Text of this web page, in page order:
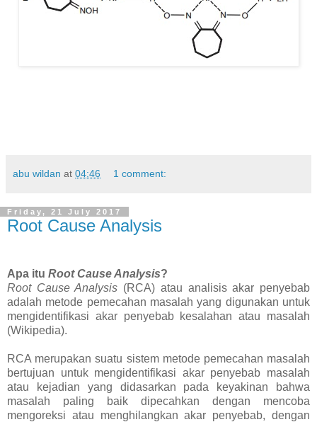
abu wildan at 04:46 1 comment:
Friday, 21 July 2017
Root Cause Analysis
Apa itu Root Cause Analysis?
Root Cause Analysis (RCA) atau analisis akar penyebab
adalah metode pemecahan masalah yang digunakan untuk
mengidentifikasi akar penyebab kesalahan atau masalah
(Wikipedia).
RCA merupakan suatu sistem metode pemecahan masalah
bertujuan untuk mengidentifikasi akar penyebab masalah
atau kejadian yang didasarkan pada keyakinan bahwa
masalah paling baik dipecahkan dengan mencoba
mengoreksi atau menghilangkan akar penyebab, dengan